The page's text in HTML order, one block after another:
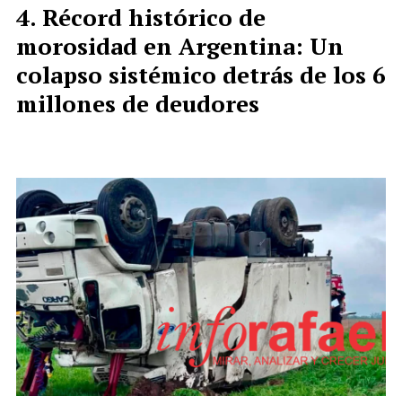
Récord histórico de
morosidad en Argentina: Un
colapso sistémico detrás de los 6
millones de deudores